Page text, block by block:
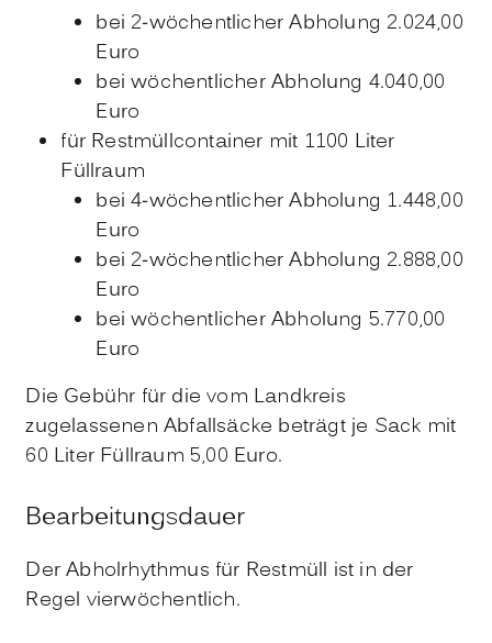
bei 2-wöchentlicher Abholung 2.024,00
Euro
bei wöchentlicher Abholung 4.040,00
Euro
für Restmüllcontainer mit 1100 Liter
Füllraum
bei 4-wöchentlicher Abholung 1.448,00
Euro
bei 2-wöchentlicher Abholung 2.888,00
Euro
bei wöchentlicher Abholung 5.770,00
Euro
Die Gebühr für die vom Landkreis
zugelassenen Abfallsäcke beträgt je Sack mit
60 Liter Füllraum 5,00 Euro.
Bearbeitungsdauer
Der Abholrhythmus für Restmüll ist in der
Regel vierwöchentlich.